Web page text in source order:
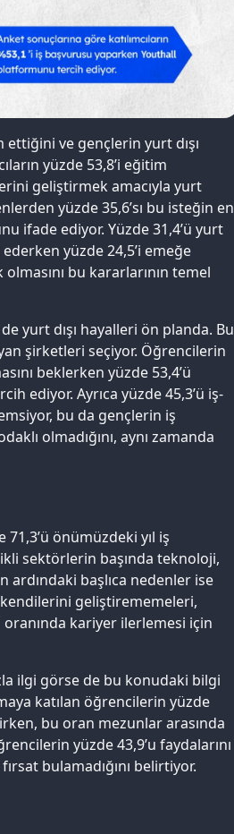
ettiğini ve gençlerin yurt dışı
yüzde 53,8’i eğitim
geliştirmek amacıyla yurt
yüzde 35,6’sı bu isteğin en
ifade ediyor. Yüzde 31,4’ü yurt
yüzde 24,5’i emeğe
bu kararlarının temel
yurt dışı hayalleri ön planda. Bu
şirketleri seçiyor. Öğrencilerin
beklerken yüzde 53,4’ü
ediyor. Ayrıca yüzde 45,3’ü iş-
bu da gençlerin iş
olmadığını, aynı zamanda
önümüzdeki yıl iş
sektörlerin başında teknoloji,
başlıca nedenler ise
geliştirememeleri,
kariyer ilerlemesi için
ilgi görse de bu konudaki bilgi
katılan öğrencilerin yüzde
bu oran mezunlar arasında
yüzde 43,9’u faydalarını
bulamadığını belirtiyor.